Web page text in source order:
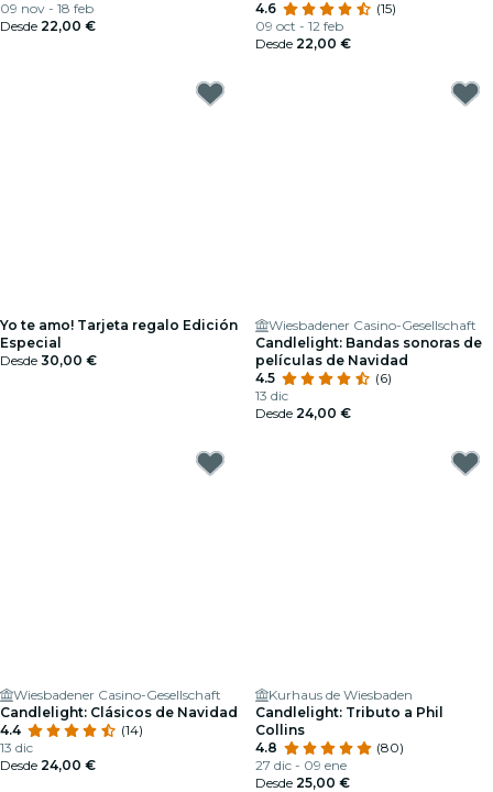
09 nov - 18 feb
Desde 22,00 €
4.6
(15)
09 oct - 12 feb
Desde 22,00 €
Yo te amo! Tarjeta regalo Edición
Especial
Desde 30,00 €
Wiesbadener Casino-Gesellschaft
Candlelight: Bandas sonoras de
películas de Navidad
4.5
(6)
13 dic
Desde 24,00 €
Wiesbadener Casino-Gesellschaft
Candlelight: Clásicos de Navidad
4.4
(14)
13 dic
Desde 24,00 €
Kurhaus de Wiesbaden
Candlelight: Tributo a Phil
Collins
4.8
(80)
27 dic - 09 ene
Desde 25,00 €